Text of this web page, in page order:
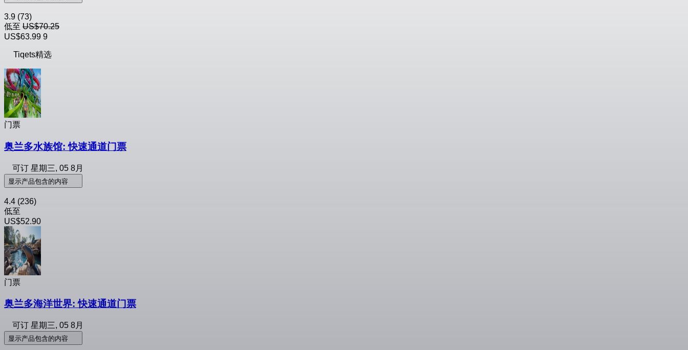
3.9 (73)
低至 US$70.25
US$63.99 9
Tiqets精选
门票
奥兰多水族馆: 快速通道门票
可订 星期三, 05 8月
显示产品包含的内容
4.4 (236)
低至
US$52.90
门票
奥兰多海洋世界: 快速通道门票
可订 星期三, 05 8月
显示产品包含的内容